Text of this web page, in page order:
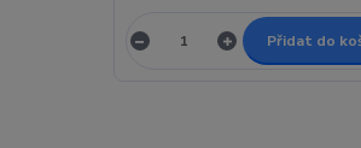
Přidat do